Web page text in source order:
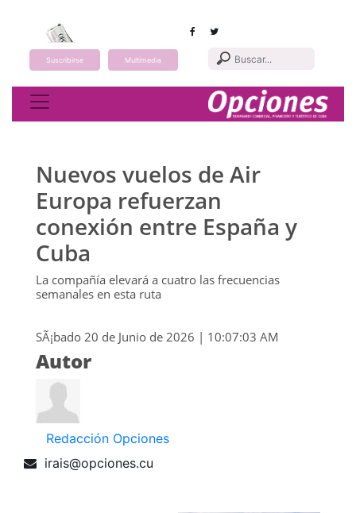
Suscribirse Multimedia
Toggle navigation
Nuevos vuelos de Air
Europa refuerzan
conexión entre España y
Cuba
La compañía elevará a cuatro las frecuencias
semanales en esta ruta
SÃ¡bado 20 de Junio de 2026 | 10:07:03 AM
Autor
Redacción Opciones
irais@opciones.cu